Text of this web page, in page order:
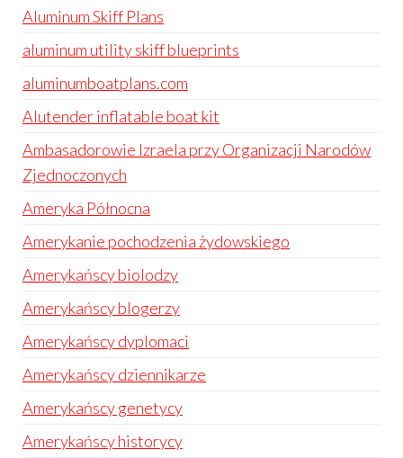
Aluminum Skiff Plans
aluminum utility skiff blueprints
aluminumboatplans.com
Alutender inflatable boat kit
Ambasadorowie Izraela przy Organizacji Narodów
Zjednoczonych
Ameryka Północna
Amerykanie pochodzenia żydowskiego
Amerykańscy biolodzy
Amerykańscy blogerzy
Amerykańscy dyplomaci
Amerykańscy dziennikarze
Amerykańscy genetycy
Amerykańscy historycy